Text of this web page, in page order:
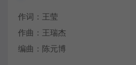
作词：王莹
作曲：王瑞杰
编曲：陈元博